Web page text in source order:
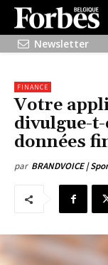
Newsletter
FINANCE
Votre
divulgue-
données
par BRANDVOICE |